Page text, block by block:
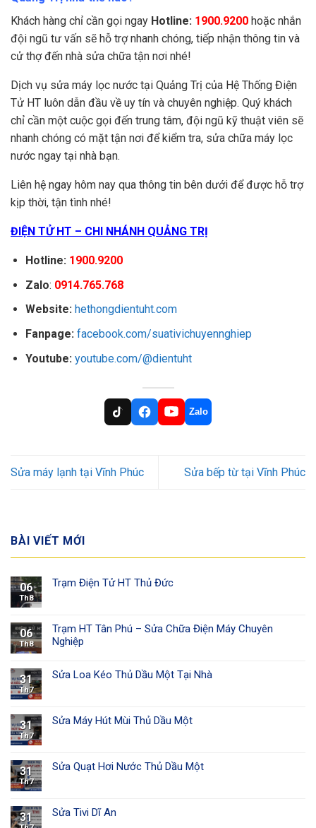
Khách hàng chỉ cần gọi ngay Hotline: 1900.9200 hoặc nhắn
đội ngũ tư vấn sẽ hỗ trợ nhanh chóng, tiếp nhận thông tin và
cử thợ đến nhà sửa chữa tận nơi nhé!
Dịch vụ sửa máy lọc nước tại Quảng Trị của Hệ Thống Điện
Tử HT luôn dẫn đầu về uy tín và chuyên nghiệp. Quý khách
chỉ cần một cuộc gọi đến trung tâm, đội ngũ kỹ thuật viên sẽ
nhanh chóng có mặt tận nơi để kiểm tra, sửa chữa máy lọc
nước ngay tại nhà bạn.
Liên hệ ngay hôm nay qua thông tin bên dưới để được hỗ trợ
kịp thời, tận tình nhé!
ĐIỆN TỬ HT – CHI NHÁNH QUẢNG TRỊ
Hotline: 1900.9200
Zalo: 0914.765.768
Website: hethongdientuht.com
Fanpage: facebook.com/suativichuyennghiep
Youtube: youtube.com/@dientuht
Zalo
Sửa máy lạnh tại Vĩnh Phúc Sửa bếp từ tại Vĩnh Phúc
BÀI VIẾT MỚI
06
Th8
Trạm Điện Tử HT Thủ Đức
06
Th8
Trạm HT Tân Phú – Sửa Chữa Điện Máy Chuyên
Nghiệp
31
Th7
Sửa Loa Kéo Thủ Dầu Một Tại Nhà
31
Th7
Sửa Máy Hút Mùi Thủ Dầu Một
31
Th7
Sửa Quạt Hơi Nước Thủ Dầu Một
31 Sửa Tivi Dĩ An